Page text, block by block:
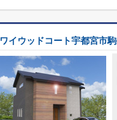
ワイウッドコート宇都宮市